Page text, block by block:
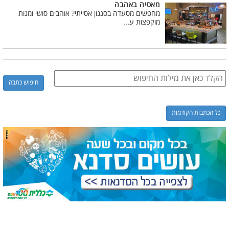
מאסיה באהבה
מחפשים מסעדה בסגנון אסייתי? אוהבים סושי ומנות
מוקפצות ע...
כל הכתבות הקודמות